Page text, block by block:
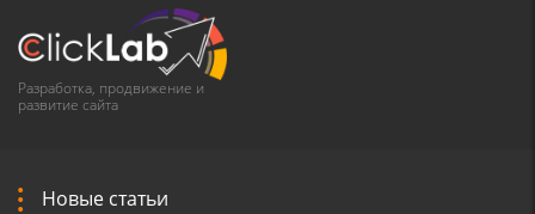
Разработка, продвижение и
развитие сайта
Новые статьи